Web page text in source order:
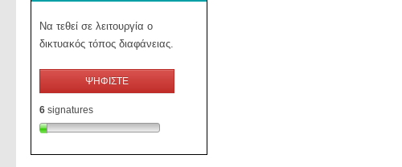
Να τεθεί σε λειτουργία ο
δικτυακός τόπος διαφάνειας.
ΨΗΦΙΣΤΕ
6 signatures